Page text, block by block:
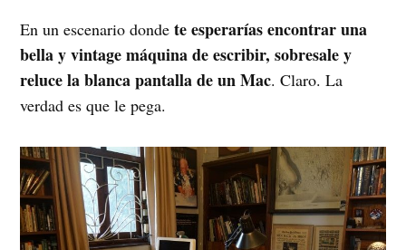
En un escenario dondete esperarías encontrar una
bella y vintage máquina de escribir, sobresale y
reluce la blanca pantalla de un Mac. Claro. La
verdad es que le pega.